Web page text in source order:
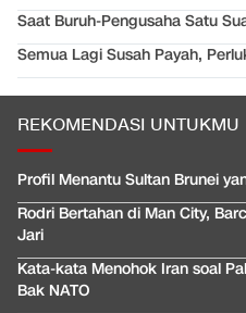
Saat Buruh-Pengusaha Satu
Semua Lagi Susah Payah,
REKOMENDASI UNTUKMU
Profil Menantu Sultan Brunei
Rodri Bertahan di Man City,
Jari
Kata-kata Menohok Iran soal
Bak NATO